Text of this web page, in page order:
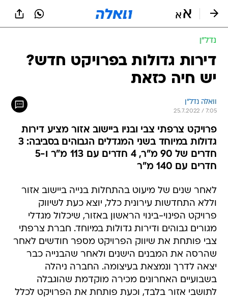
נדל״ן
דירות גדולות בפרויקט חדש?
יש חיה כזאת
וואלה נדל"ן
25.7.2022 / 7:05
פרויקט צרפתי צבי ובניו ביישוב אזור מציע דירות
גדולות במיוחד בשני המגדלים הגבוהים בסביבה: 3
חדרים של 90 מ"ר, 4 חדרים עם 113 מ"ר ו-5
חדרים עם 140 מ"ר
לאחר שנים של מיעוט בהתחלות בנייה ביישוב אזור
וללא התחדשות עירונית כלל, יוצא כעת לשיווק
פרויקט הפינוי-בינוי הראשון באזור, שיכלול מגדלי
מגורים גבוהים ודירות גדולות במיוחד. חברת צרפתי
צבי פותחת את שיווק הפרויקט מספר חודשים לאחר
שהרסה את המבנים הישנים ולאחר שהבנייה כבר
יצאה לדרך ונמצאת בעיצומה. החברה ניהלה
בשבועיים האחרונים מכירה מוקדמת שהוגבלה
לתושבי אזור בלבד, וכעת פותחת את הפרויקט לכלל